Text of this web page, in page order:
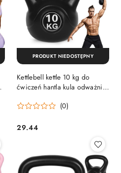
Kettlebell kettle 10 kg do
ćwiczeń hantla kula odważnik
ModernHome (0)
Cena:
29.44
PRODUKT NIEDOSTĘPNY